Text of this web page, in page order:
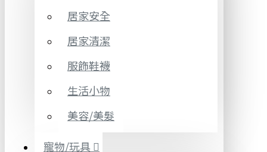
居家安全
居家清潔
服飾鞋襪
生活小物
美容/美髮
寵物/玩具